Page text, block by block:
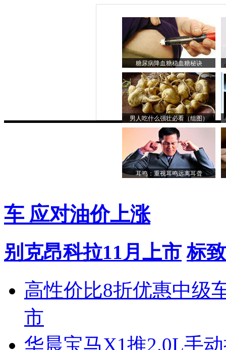
糖尿病降血糖稳血糖秘诀
男人吃什么强壮必看（组图）
耳鸣：重视耳鸣远离耳聋
车 应对油价上涨
别克昂科拉11月上市 标
高性价比8折优惠中级
市
华晨宝马X1推2.0L手